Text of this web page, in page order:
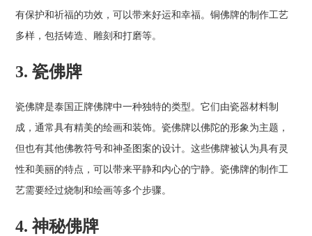
有保护和祈福的功效，可以带来好运和幸福。铜佛牌的制作工艺
多样，包括铸造、雕刻和打磨等。
3. 瓷佛牌
瓷佛牌是泰国正牌佛牌中一种独特的类型。它们由瓷器材料制
成，通常具有精美的绘画和装饰。瓷佛牌以佛陀的形象为主题，
但也有其他佛教符号和神圣图案的设计。这些佛牌被认为具有灵
性和美丽的特点，可以带来平静和内心的宁静。瓷佛牌的制作工
艺需要经过烧制和绘画等多个步骤。
4. 神秘佛牌